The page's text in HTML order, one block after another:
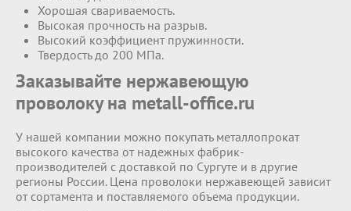
Хорошая свариваемость.
Высокая прочность на разрыв.
Высокий коэффициент пружинности.
Твердость до 200 МПа.
Заказывайте нержавеющую
проволоку на metall-office.ru
У нашей компании можно покупать металлопрокат
высокого качества от надежных фабрик-
производителей с доставкой по Сургуте и в другие
регионы России. Цена проволоки нержавеющей зависит
от сортамента и поставляемого объема продукции.